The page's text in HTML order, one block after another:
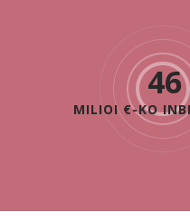
46
MILIOI €-KO